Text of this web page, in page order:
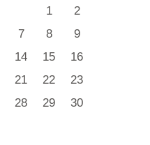
1
2
7 8
9
14 15
16
21 22
23
28 29
30